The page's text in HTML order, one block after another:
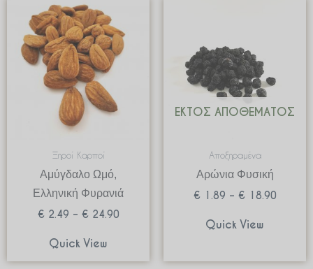
Ξηροί Καρποί
Αμύγδαλο Ωμό,
Ελληνική Φυρανιά
€ 2.49 – € 24.90
€ 2.49
through
€ 24.90
Quick View
ΕΚΤΌΣ ΑΠΟΘΈΜΑΤΟΣ
Αποξηραμένα
Αρώνια Φυσική
€ 1.89 – € 18.90
Quick View